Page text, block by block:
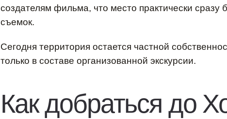
создателям фильма, что место практически сразу
съемок.
Сегодня территория остается частной
только в составе организованной экскурсии.
Как добраться до